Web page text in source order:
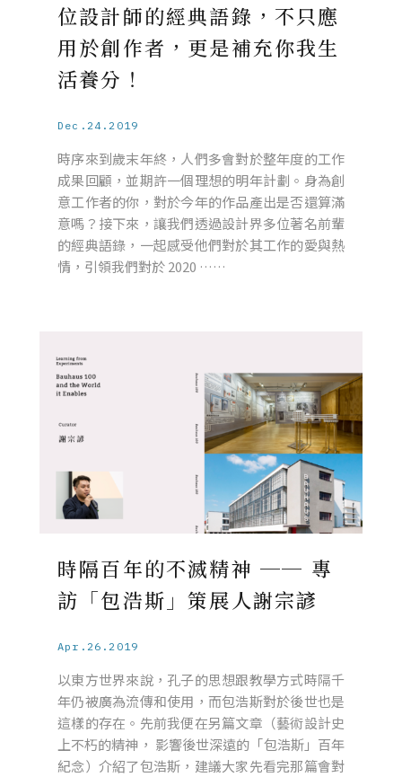
位設計師的經典語錄，不只應
用於創作者，更是補充你我生
活養分！
Dec.24.2019
時序來到歲末年終，人們多會對於整年度的工作
成果回顧，並期許一個理想的明年計劃。身為創
意工作者的你，對於今年的作品產出是否還算滿
意嗎？接下來，讓我們透過設計界多位著名前輩
的經典語錄，一起感受他們對於其工作的愛與熱
情，引領我們對於 2020 ……
時隔百年的不滅精神 ── 專
訪「包浩斯」策展人謝宗諺
Apr.26.2019
以東方世界來說，孔子的思想跟教學方式時隔千
年仍被廣為流傳和使用，而包浩斯對於後世也是
這樣的存在。先前我便在另篇文章（藝術設計史
上不朽的精神， 影響後世深遠的「包浩斯」百年
紀念）介紹了包浩斯，建議大家先看完那篇會對